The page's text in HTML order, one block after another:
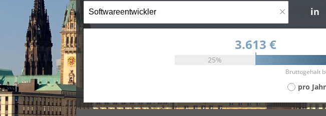
× in
3.613 €
25%
Bruttogehalt
pro Jahr